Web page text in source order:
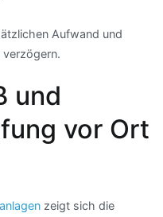
Aufwand und
verzögern.
und
vor Ort
zeigt sich die